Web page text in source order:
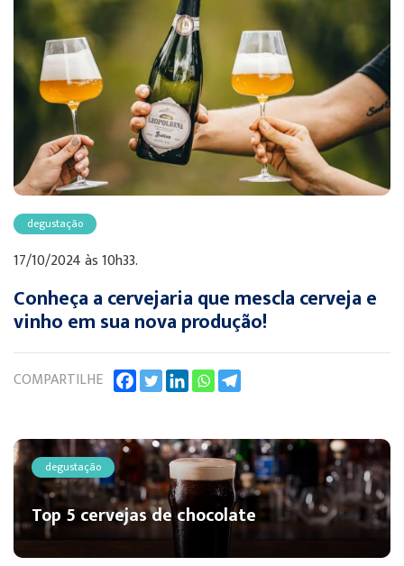
degustação
17/10/2024 às 10h33.
Conheça a cervejaria que mescla cerveja e
vinho em sua nova produção!
COMPARTILHE
degustação
Top 5 cervejas de chocolate